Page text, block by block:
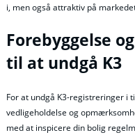
i, men også attraktiv på
Forebyggelse
til at undgå K3
For at undgå K3-registreringer i
vedligeholdelse og
med at inspicere din bolig